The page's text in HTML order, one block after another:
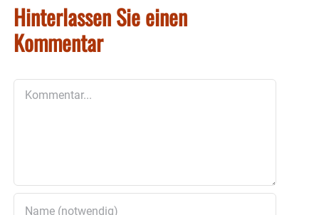
Hinterlassen Sie einen
Kommentar